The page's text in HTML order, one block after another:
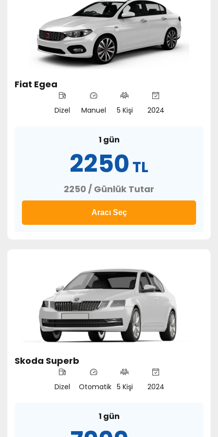
Fiat Egea
Dizel Manuel 5 Kişi 2024
1 gün
2250 TL
2250 / Günlük Tutar
Aracı Seç
Skoda Superb
Dizel Otomatik 5 Kişi 2024
1 gün